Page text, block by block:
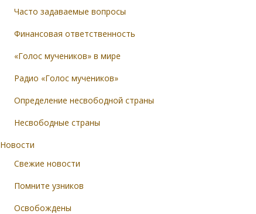
Часто задаваемые вопросы
Финансовая ответственность
«Голос мучеников» в мире
Радио «Голос мучеников»
Определение несвободной страны
Несвободные страны
Новости
Свежие новости
Помните узников
Освобождены